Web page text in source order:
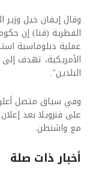
وقال إيفان خيل وزير
القطرية (قنا) إن
عملية دبلوماسية
الأمريكية، تهدف إلى
البلدين".
وفي سياق متصل
على فنزويلا بعد
مع واشنطن.
أخبار ذات صلة